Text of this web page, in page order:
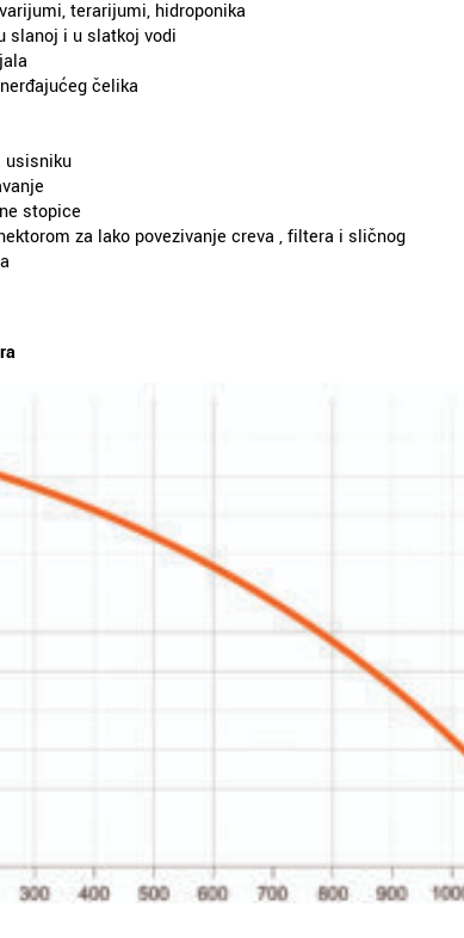
terarijumi, hidroponika
slanoj i u slatkoj vodi
čelika
usisniku
stopice
za lako povezivanje creva , filtera i sličnog